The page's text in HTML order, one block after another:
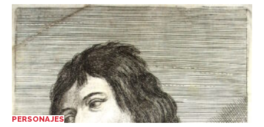
Hoy
PERSONAJES